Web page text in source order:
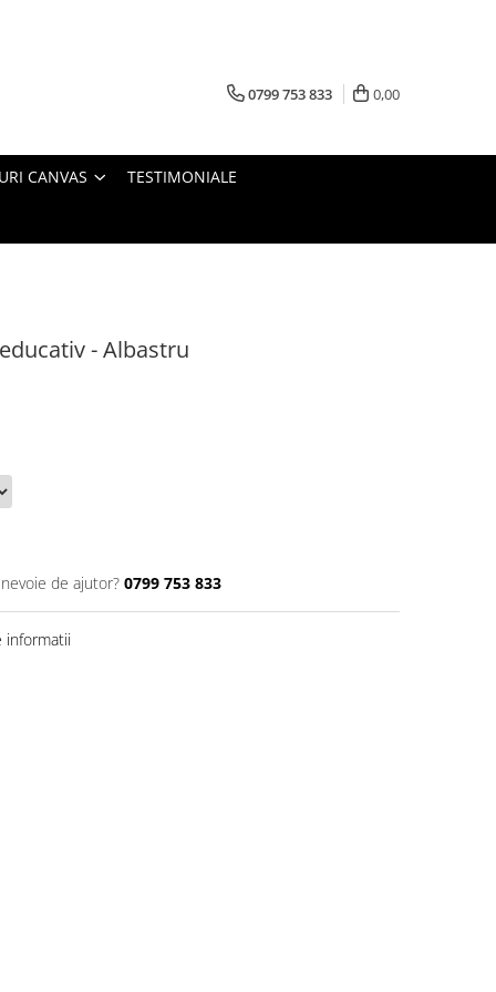
0799 753 833 0,00
CANVAS TESTIMONIALE
- Albastru
de ajutor? 0799 753 833
informatii